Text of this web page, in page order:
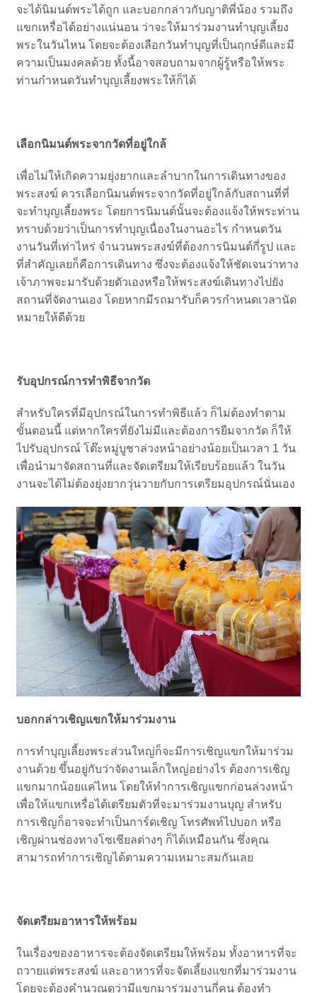
จะได้นิมนต์พระได้ถูก และบอกกล่าวกับญาติพี่น้อง รวมถึง
แขกเหรื่อได้อย่างแน่นอน ว่าจะให้มาร่วมงานทำบุญเลี้ยง
พระในวันไหน โดยจะต้องเลือกวันทำบุญที่เป็นฤกษ์ดีและมี
ความเป็นมงคลด้วย ทั้งนี้อาจสอบถามจากผู้รู้หรือให้พระ
ท่านกำหนดวันทำบุญเลี้ยงพระให้ก็ได้
เลือกนิมนต์พระจากวัดที่อยู่ใกล้
เพื่อไม่ให้เกิดความยุ่งยากและลำบากในการเดินทางของ
พระสงฆ์ ควรเลือกนิมนต์พระจากวัดที่อยู่ใกล้กับสถานที่ที่
จะทำบุญเลี้ยงพระ โดยการนิมนต์นั้นจะต้องแจ้งให้พระท่าน
ทราบด้วยว่าเป็นการทำบุญเนื่องในงานอะไร กำหนดวัน
งานวันที่เท่าไหร่ จำนวนพระสงฆ์ที่ต้องการนิมนต์กี่รูป และ
ที่สำคัญเลยก็คือการเดินทาง ซึ่งจะต้องแจ้งให้ชัดเจนว่าทาง
เจ้าภาพจะมารับด้วยตัวเองหรือให้พระสงฆ์เดินทางไปยัง
สถานที่จัดงานเอง โดยหากมีรถมารับก็ควรกำหนดเวลานัด
หมายให้ดีด้วย
รับอุปกรณ์การทำพิธีจากวัด
สำหรับใครที่มีอุปกรณ์ในการทำพิธีแล้ว ก็ไม่ต้องทำตาม
ขั้นตอนนี้ แต่หากใครที่ยังไม่มีและต้องการยืมจากวัด ก็ให้
ไปรับอุปกรณ์ โต๊ะหมู่บูชาล่วงหน้าอย่างน้อยเป็นเวลา 1 วัน
เพื่อนำมาจัดสถานที่และจัดเตรียมให้เรียบร้อยแล้ว ในวัน
งานจะได้ไม่ต้องยุ่งยากวุ่นวายกับการเตรียมอุปกรณ์นั่นเอง
บอกกล่าวเชิญแขกให้มาร่วมงาน
การทำบุญเลี้ยงพระส่วนใหญ่ก็จะมีการเชิญแขกให้มาร่วม
งานด้วย ขึ้นอยู่กับว่าจัดงานเล็กใหญ่อย่างไร ต้องการเชิญ
แขกมากน้อยแค่ไหน โดยให้ทำการเชิญแขกก่อนล่วงหน้า
เพื่อให้แขกเหรื่อได้เตรียมตัวที่จะมาร่วมงานบุญ สำหรับ
การเชิญก็อาจจะทำเป็นการ์ดเชิญ โทรศัพท์ไปบอก หรือ
เชิญผ่านช่องทางโซเชียลต่างๆ ก็ได้เหมือนกัน ซึ่งคุณ
สามารถทำการเชิญได้ตามความเหมาะสมกันเลย
จัดเตรียมอาหารให้พร้อม
ในเรื่องของอาหารจะต้องจัดเตรียมให้พร้อม ทั้งอาหารที่จะ
ถวายแด่พระสงฆ์ และอาหารที่จะจัดเลี้ยงแขกที่มาร่วมงาน
โดยจะต้องคำนวณดูว่ามีแขกมาร่วมงานกี่คน ต้องทำ